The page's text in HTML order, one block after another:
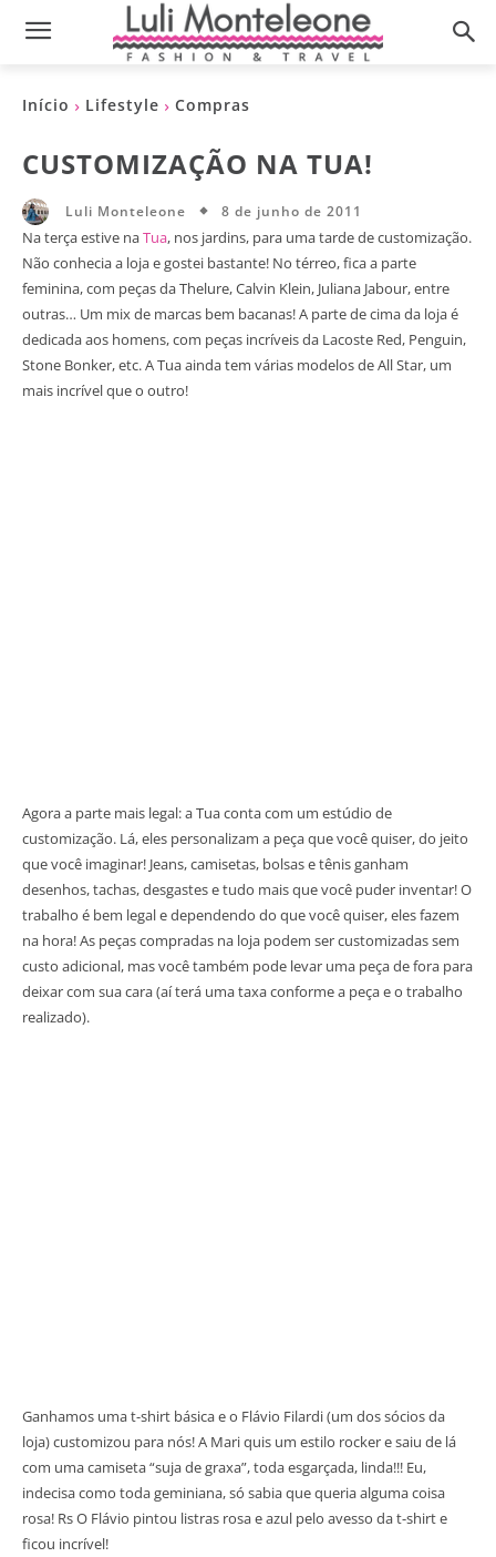
Início Lifestyle Compras
CUSTOMIZAÇÃO NA TUA!
Luli Monteleone 8 de junho de 2011
Na terça estive naTua, nos jardins, para uma tarde de customização.
Não conhecia a loja e gostei bastante! No térreo, fica a parte
feminina, com peças da Thelure, Calvin Klein, Juliana Jabour, entre
outras… Um mix de marcas bem bacanas! A parte de cima da loja é
dedicada aos homens, com peças incríveis da Lacoste Red, Penguin,
Stone Bonker, etc. A Tua ainda tem várias modelos de All Star, um
mais incrível que o outro!
Agora a parte mais legal: a Tua conta com um estúdio de
customização. Lá, eles personalizam a peça que você quiser, do jeito
que você imaginar! Jeans, camisetas, bolsas e tênis ganham
desenhos, tachas, desgastes e tudo mais que você puder inventar! O
trabalho é bem legal e dependendo do que você quiser, eles fazem
na hora! As peças compradas na loja podem ser customizadas sem
custo adicional, mas você também pode levar uma peça de fora para
deixar com sua cara (aí terá uma taxa conforme a peça e o trabalho
realizado).
Ganhamos uma t-shirt básica e o Flávio Filardi (um dos sócios da
loja) customizou para nós! A Mari quis um estilo rocker e saiu de lá
com uma camiseta “suja de graxa”, toda esgarçada, linda!!! Eu,
indecisa como toda geminiana, só sabia que queria alguma coisa
rosa! Rs O Flávio pintou listras rosa e azul pelo avesso da t-shirt e
ficou incrível!